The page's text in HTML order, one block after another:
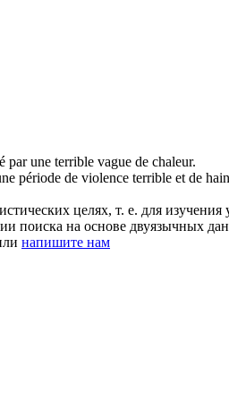
par une terrible vague de chaleur.
période de violence terrible et de
целях, т. е. для
поиска на основе двуязычных
напишите нам